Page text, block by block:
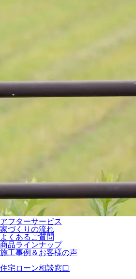
アフターサービス
家づくりの流れ
よくあるご質問
商品ラインナップ
施工事例＆お客様の声
住宅ローン相談窓口